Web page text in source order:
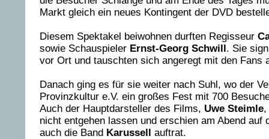
Markt gleich ein neues Kontingent der DVD
Diesem Spektakel beiwohnen durften Regisseur
sowie Schauspieler Ernst-Georg Schwill. Sie
vor Ort und tauschten sich angeregt mit den Fans
Danach ging es für sie weiter nach Suhl, wo der
Provinzkultur e.V. ein großes Fest mit 700
Auch der Hauptdarsteller des Films, Uwe Steimle,
nicht entgehen lassen und erschien am Abend auf
auch die Band Karussell auftrat.